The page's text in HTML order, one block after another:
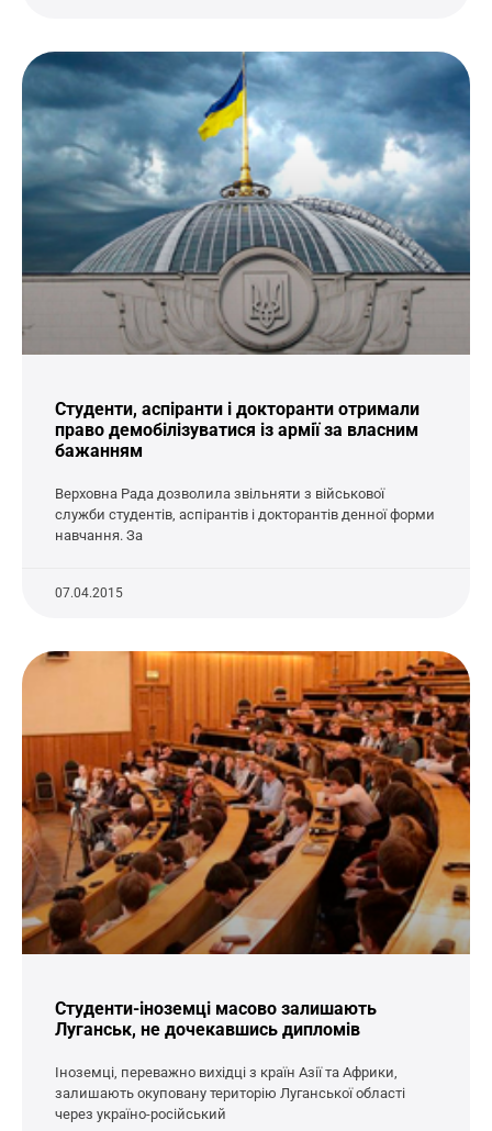
Студенти, аспіранти і докторанти отримали
право демобілізуватися із армії за власним
бажанням
Верховна Рада дозволила звільняти з військової
служби студентів, аспірантів і докторантів денної форми
навчання. За
07.04.2015
Студенти-іноземці масово залишають
Луганськ, не дочекавшись дипломів
Іноземці, переважно вихідці з країн Азії та Африки,
залишають окуповану територію Луганської області
через україно-російський